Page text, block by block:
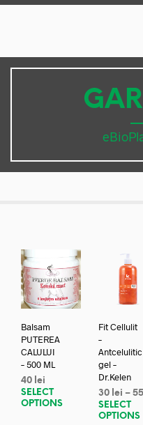
Balsam
PUTEREA
CALULUI
– 500 ML
40 lei
SELECT
OPTIONS
Fit Cellulit
–
Antcelulitic
gel –
Dr.Kelen
30 lei – 55
SELECT
OPTIONS